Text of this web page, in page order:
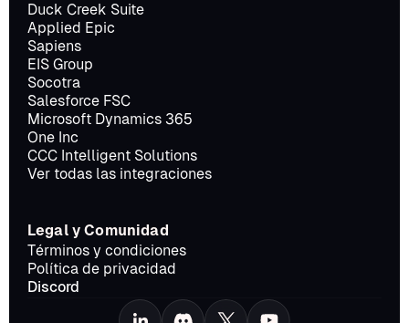
Duck Creek Suite
Applied Epic
Sapiens
EIS Group
Socotra
Salesforce FSC
Microsoft Dynamics 365
One Inc
CCC Intelligent Solutions
Ver todas las integraciones
Legal y Comunidad
Términos y condiciones
Política de privacidad
Discord